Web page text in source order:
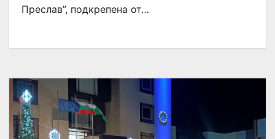
Преслав”, подкрепена от…